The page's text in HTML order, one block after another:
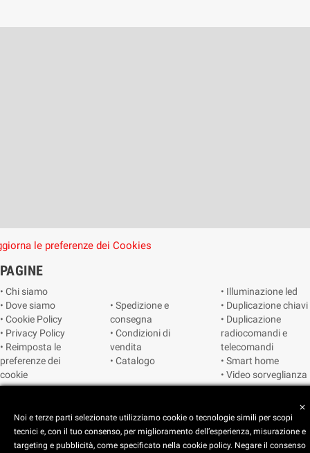
le preferenze dei Cookies
PAGINE
• Chi siamo
• Dove siamo
• Cookie Policy
• Privacy Policy
• Reimposta le
preferenze dei
cookie
• Spedizione e
consegna
• Condizioni di
vendita
• Catalogo
• Illuminazione led
• Duplicazione chiavi
• Duplicazione
radiocomandi e
telecomandi
• Smart home
• Video sorveglianza
close
Noi e terze parti selezionate utilizziamo cookie o tecnologie simili per scopi
tecnici e, con il tuo consenso, per miglioramento dell’esperienza, misurazione e
targeting e pubblicità, come specificato nella cookie policy. Negare il consenso